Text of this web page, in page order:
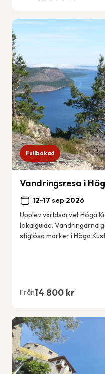
Fullbokad
Vandringsresa i
12-17 sep 2026
Upplev världsarvet Höga
lokalguide. Vandringarna
stiglösa marker i Höga
Från14 800 kr